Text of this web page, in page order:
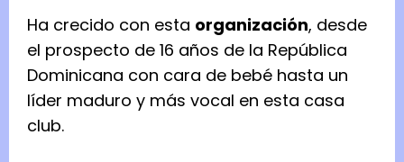
Ha crecido con esta organización, desde
el prospecto de 16 años de la República
Dominicana con cara de bebé hasta un
líder maduro y más vocal en esta casa
club.